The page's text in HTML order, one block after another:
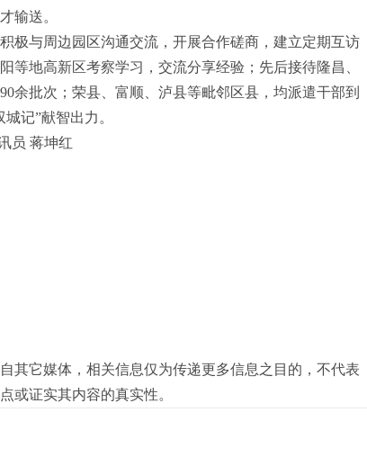
输送。
极与周边园区沟通交流，开展合作磋商，建立定期互访
等地高新区考察学习，交流分享经验；先后接待隆昌、
余批次；荣县、富顺、泸县等毗邻区县，均派遣干部到
记”献智出力。
员 蒋坤红
其它媒体，相关信息仅为传递更多信息之目的，不代表
或证实其内容的真实性。